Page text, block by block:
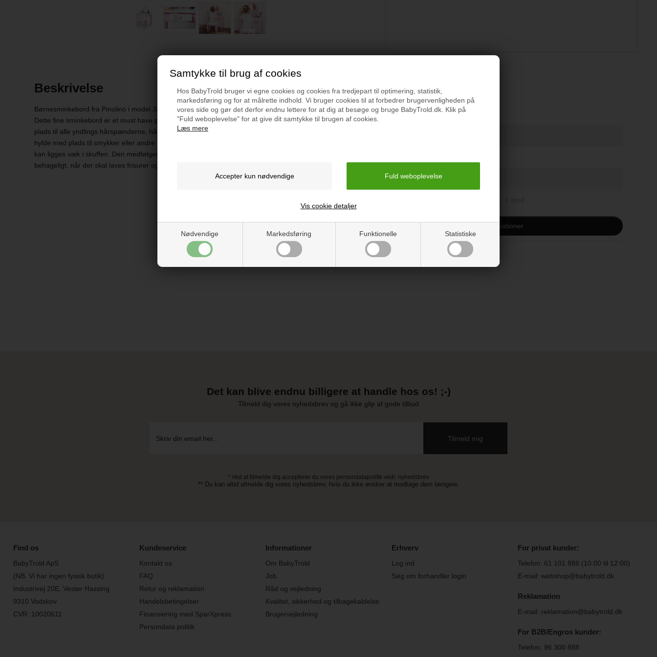
Samtykke til brug af cookies
Hos BabyTrold bruger vi egne cookies og cookies fra tredjepart til optimering, statistik,
markedsføring og for at målrette indhold. Vi bruger cookies til at forbedrer brugervenligheden på
vores side og gør det derfor endnu lettere for at dig at besøge og bruge BabyTrold.dk. Klik på
"Fuld weboplevelse" for at give dit samtykke til brugen af cookies.
Læs mere
Nødvendige Markedsføring Funktionelle Statistiske
Vis cookie detaljer
Beskrivelse
Børnesminkebord fra Pinolino i model Jasmin, inkl. skammel.
Dette fine sminkebord er et must have på ethvert lyserødt værelse! Bordet har masser af
plads til alle yndlings hårspænderne, hårbørsten og sminke. Bordet har en lille ekstra
hylde med plads til smykker eller andre fine småting. Særligt værdifulde ting og smykker
kan ligges væk i skuffen. Den medfølgende taburet passer til bordet, så de små kan sidde
behageligt, når der skal laves frisurer og farverige make-up looks.
Specifikationer
Lakeret: MDF, lakeret pink og hvid
Bord: B 70 cm, D 40 cm, H 97 cm
Anbefales til børn over 3 år
Vis alle specifikationer
Vejledning
Det kan blive endnu billigere at handle hos os! ;-)
Tilmeld dig vores nyhedsbrev og gå ikke glip af gode tilbud
* Ved at tilmelde dig accepterer du vores persondatapolitik vedr. nyhedsbrev
** Du kan altid afmelde dig vores nyhedsbrev, hvis du ikke ønsker at modtage dem længere.
Find os
BabyTrold ApS
(NB. Vi har ingen fysisk butik)
Industrivej 20E, Vester Hassing
9310 Vodskov
CVR: 10020611
Kundeservice
Kontakt os
FAQ
Retur og reklamation
Handelsbetingelser
Finansiering med SparXpress
Persondata politik
Informationer
Om BabyTrold
Job
Råd og vejledning
Kvalitet, sikkerhed og tilbagekaldelse
Brugervejledning
Erhverv
Log ind
Søg om forhandler login
For privat kunder:
Telefon: 61 101 888 (10:00 til 12:00)
E-mail: webshop@babytrold.dk
Reklamation
E-mail: reklamation@babytrold.dk
For B2B/Engros kunder:
Telefon: 96 300 888